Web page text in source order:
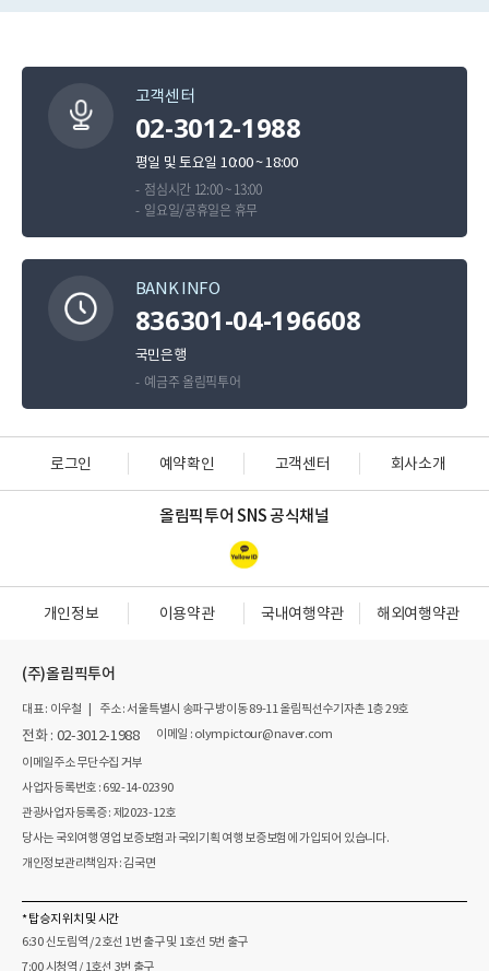
고객센터
02-3012-1988
평일 및 토요일 10:00 ~ 18:00
점심시간 12:00 ~ 13:00
일요일/공휴일은 휴무
BANK INFO
836301-04-196608
국민은행
예금주 올림픽투어
로그인 예약확인 고객센터 회사소개
올림픽투어 SNS 공식채널
개인정보 이용약관 국내여행약관 해외여행약관
(주)올림픽투어
대표 : 이우철 주소 : 서울특별시 송파구 방이동 89-11 올림픽선수기자촌 1층 29호
전화 : 02-3012-1988
이메일 : olympictour@naver.com
이메일주소 무단수집 거부
사업자등록번호 : 692-14-02390
관광사업자등록증 : 제2023-12호
당사는 국외여행 영업 보증보험과 국외기획 여행 보증보험에 가입되어 있습니다.
개인정보관리책임자 : 김국면
* 탑승지 위치 및 시간
6:30 신도림역 / 2호선 1번 출구 및 1호선 5번 출구
7:00 시청역 / 1호선 3번 출구